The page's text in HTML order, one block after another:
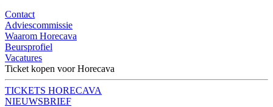
Contact
Adviescommissie
Waarom Horecava
Beursprofiel
Vacatures
Ticket kopen voor Horecava
TICKETS HORECAVA
NIEUWSBRIEF